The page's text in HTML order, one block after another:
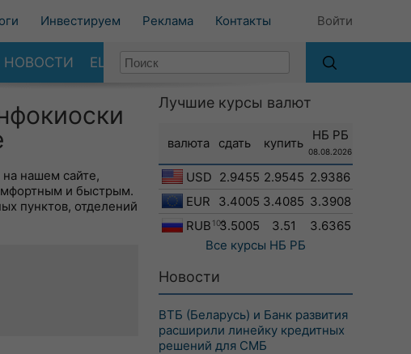
Инвестируем Реклама Контакты Войти
НОВОСТИ ЕЩЕ
на нашем сайте,
и быстрым.
пунктов, отделений
Лучшие курсы валют
валюта сдать купить
НБ РБ
08.08.2026
USD 2.9455 2.9545 2.9386
EUR
3.4005 3.4085 3.3908
RUB 1003.5005 3.51
3.6365
Все курсы НБ РБ
Новости
ВТБ (Беларусь) и Банк развития
расширили линейку кредитных
решений для СМБ